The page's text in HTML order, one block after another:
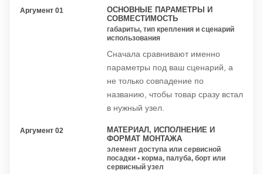
Аргумент 01
ОСНОВНЫЕ ПАРАМЕТРЫ И
СОВМЕСТИМОСТЬ
габариты, тип крепления и сценарий
использования
Сначала сравнивают именно
параметры под ваш сценарий, а
не только совпадение по
названию, чтобы товар сразу встал
в нужный узел.
Аргумент 02
МАТЕРИАЛ, ИСПОЛНЕНИЕ И
ФОРМАТ МОНТАЖА
элемент доступа или сервисной
посадки • корма, палуба, борт или
сервисный узел